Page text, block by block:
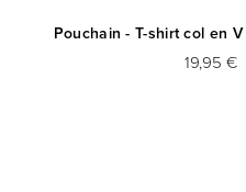
Pouchain - T-shirt col en
19,95 €